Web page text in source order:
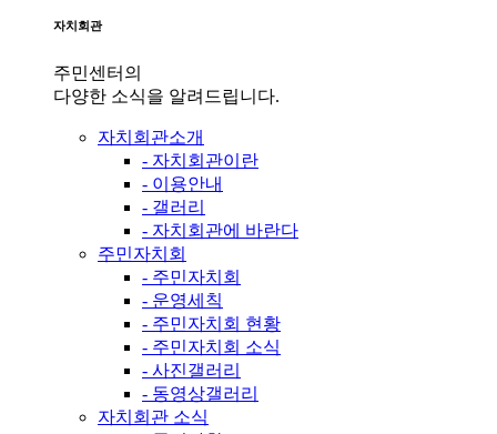
자치회관
주민센터의
다양한 소식을 알려드립니다.
자치회관소개
- 자치회관이란
- 이용안내
- 갤러리
- 자치회관에 바란다
주민자치회
- 주민자치회
- 운영세칙
- 주민자치회 현황
- 주민자치회 소식
- 사진갤러리
- 동영상갤러리
자치회관 소식